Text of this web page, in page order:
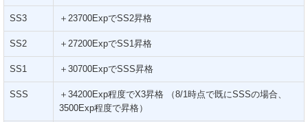
SS3 ＋23700ExpでSS2昇格
SS2 ＋27200ExpでSS1昇格
SS1 ＋30700ExpでSSS昇格
SSS
＋34200Exp程度でX3昇格 （8/1時点で既にSSSの場合、
3500Exp程度で昇格）